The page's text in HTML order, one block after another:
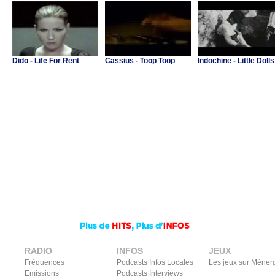
Dido - Life For Rent Cassius - Toop Toop Indochine - Little Dolls
RADIO
Fréquences
Emissions
INFOS
Podcasts Infos Locales
Podcasts Interviews
JEUX
Les jeux sur